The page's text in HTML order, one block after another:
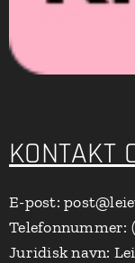
KONTAKT
E-post:
Telefonnummer:
Juridisk navn: